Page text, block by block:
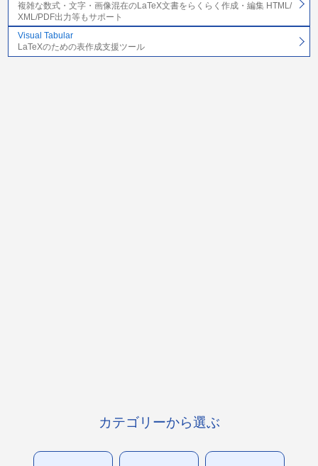
複雑な数式・文字・画像混在のLaTeX文書をらくらく作成・編集 HTML/
XML/PDF出力等もサポート
Visual Tabular
LaTeXのための表作成支援ツール
カテゴリーから選ぶ